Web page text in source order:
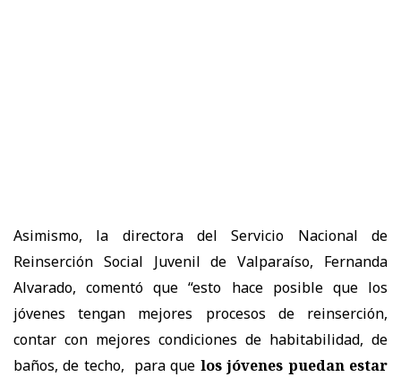
Asimismo, la directora del Servicio Nacional de
Reinserción Social Juvenil de Valparaíso, Fernanda
Alvarado, comentó que “esto hace posible que los
jóvenes tengan mejores procesos de reinserción,
contar con mejores condiciones de habitabilidad, de
baños, de techo, para que los jóvenes puedan estar